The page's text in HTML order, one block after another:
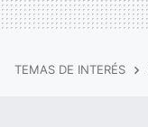
TEMAS DE INTERÉS